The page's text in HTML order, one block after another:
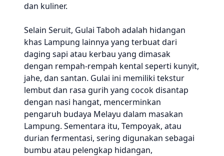
dan kuliner.
Selain Seruit, Gulai Taboh adalah hidangan
khas Lampung lainnya yang terbuat dari
daging sapi atau kerbau yang dimasak
dengan rempah-rempah kental seperti kunyit,
jahe, dan santan. Gulai ini memiliki tekstur
lembut dan rasa gurih yang cocok disantap
dengan nasi hangat, mencerminkan
pengaruh budaya Melayu dalam masakan
Lampung. Sementara itu, Tempoyak, atau
durian fermentasi, sering digunakan sebagai
bumbu atau pelengkap hidangan,